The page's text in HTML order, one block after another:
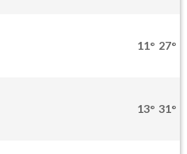
11° 27°
13° 31°